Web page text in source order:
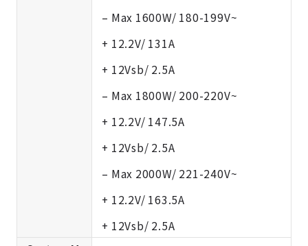
– Max 1600W/ 180-199V~
+ 12.2V/ 131A
+ 12Vsb/ 2.5A
– Max 1800W/ 200-220V~
+ 12.2V/ 147.5A
+ 12Vsb/ 2.5A
– Max 2000W/ 221-240V~
+ 12.2V/ 163.5A
+ 12Vsb/ 2.5A